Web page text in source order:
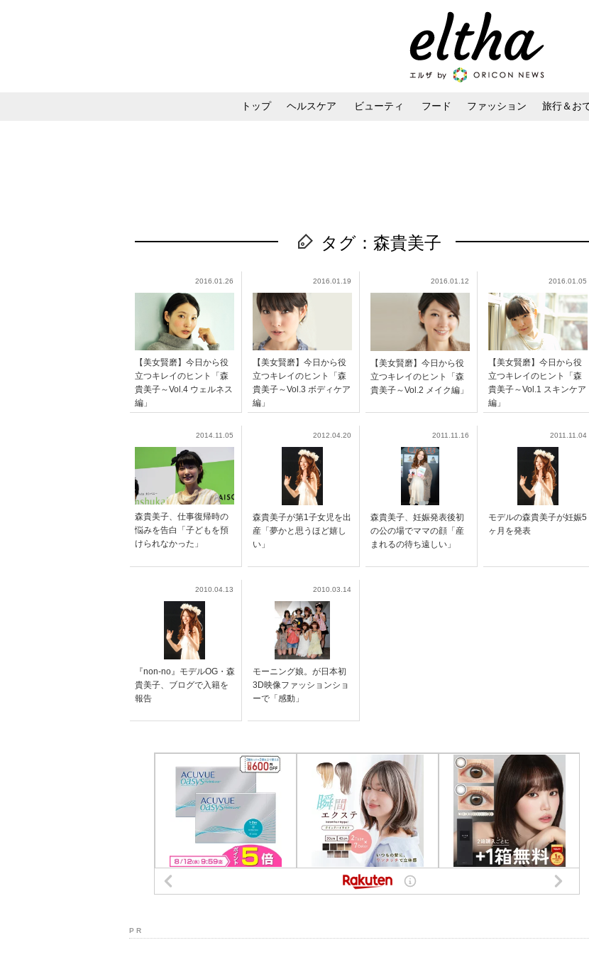
トップ ヘルスケア ビューティ フード ファッション 旅行＆お
タグ：森貴美子
2016.01.26
【美女賢磨】今日から役
立つキレイのヒント「森
貴美子～Vol.4 ウェルネス
編」
2016.01.19
【美女賢磨】今日から役
立つキレイのヒント「森
貴美子～Vol.3 ボディケア
編」
2016.01.12
【美女賢磨】今日から役
立つキレイのヒント「森
貴美子～Vol.2 メイク編」
2016.01.05
【美女賢磨】今日から役
立つキレイのヒント「森
貴美子～Vol.1 スキンケア
編」
2014.11.05
森貴美子、仕事復帰時の
悩みを告白「子どもを預
けられなかった」
2012.04.20
森貴美子が第1子女児を出
産「夢かと思うほど嬉し
い」
2011.11.16
森貴美子、妊娠発表後初
の公の場でママの顔「産
まれるの待ち遠しい」
2011.11.04
モデルの森貴美子が妊娠5
ヶ月を発表
2010.04.13
『non-no』モデルOG・森
貴美子、ブログで入籍を
報告
2010.03.14
モーニング娘。が日本初
3D映像ファッションショ
ーで「感動」
P R